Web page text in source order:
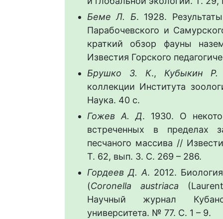
Беме Л. Б. 1928.
Парабочевского и
краткий обзор фауны
Известия Горского
Брушко З. К., Кубыкин
коллекции Института
Наука. 40 с.
Гожев А. Д. 1930. О
встреченных в пределах
песчаного массива //
Т. 62, вып. 3. С. 269 – 286.
Гордеев Д. А. 2012.
(Coronella austriaca
Научный журнал
университета. № 77. С. 1 – 9.